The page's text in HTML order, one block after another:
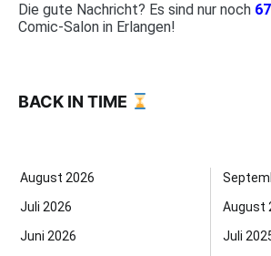
Die gute Nachricht? Es sind nur noch
Comic-Salon in Erlangen!
BACK IN TIME
August 2026
Juli 2026
Juni 2026
August
Juli